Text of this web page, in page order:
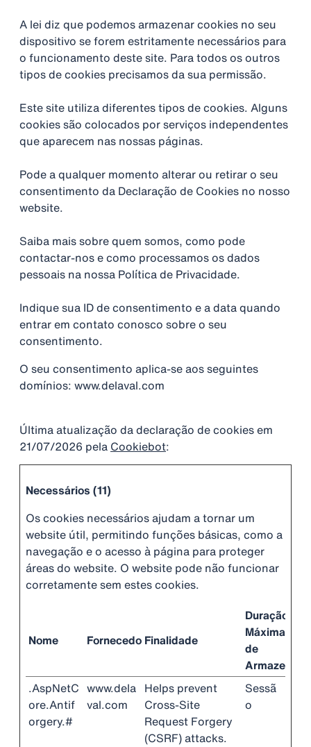
A lei diz que podemos armazenar cookies no seu
dispositivo se forem estritamente necessários para
o funcionamento deste site. Para todos os outros
tipos de cookies precisamos da sua permissão.
Este site utiliza diferentes tipos de cookies. Alguns
cookies são colocados por serviços independentes
que aparecem nas nossas páginas.
Pode a qualquer momento alterar ou retirar o seu
consentimento da Declaração de Cookies no nosso
website.
Saiba mais sobre quem somos, como pode
contactar-nos e como processamos os dados
pessoais na nossa Política de Privacidade.
Indique sua ID de consentimento e a data quando
entrar em contato conosco sobre o seu
consentimento.
O seu consentimento aplica-se aos seguintes
domínios: www.delaval.com
Última atualização da declaração de cookies em
21/07/2026 pela Cookiebot:
Necessários (11)
Os cookies necessários ajudam a tornar um
website útil, permitindo funções básicas, como a
navegação e o acesso à página para proteger
áreas do website. O website pode não funcionar
corretamente sem estes cookies.
Nome FornecedorFinalidade
Duração
Máxima
de
.AspNetC
ore.Antif
orgery.#
www.dela
val.com
Helps prevent
Cross-Site
Request Forgery
(CSRF) attacks.
Sessã
o